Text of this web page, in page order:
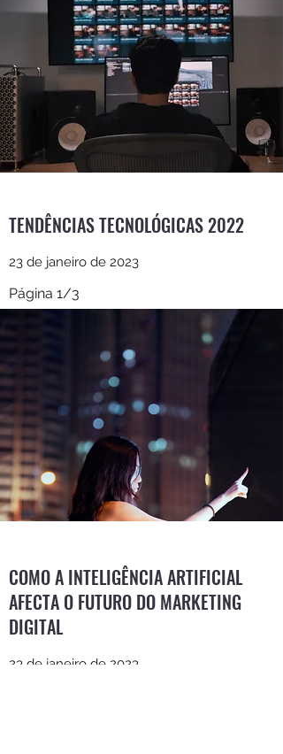
TENDÊNCIAS TECNOLÓGICAS 2022
23 de janeiro de 2023
Página 1/3
COMO A INTELIGÊNCIA ARTIFICIAL
AFECTA O FUTURO DO MARKETING
DIGITAL
23 de janeiro de 2023